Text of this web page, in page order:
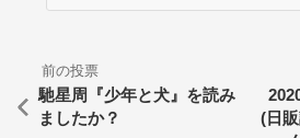
「BRUTUS」
週）
前の投票
馳星周『少年と犬』を読み
ましたか？
(日